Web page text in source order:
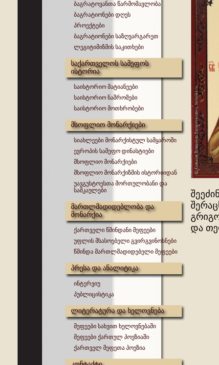
ბაგრატოვანთა წარმომავლობა
ბაგრატიონები დღეს
პროექტები
ბაგრატიონები საზღვარგარეთ
ლეგიტიმიზმის საკითხები
საქართველოს სამეფოს
ისტორია
საისტორიო მატიანეები
საისტორიო ნაშრომები
საისტორიო მოთხრობები
მსოფლიო მონარქიები
სიახლეები მონარქისტულ სამყაროში
ევროპის სამეფო დინასტიები
მსოფლიო მონარქიები
მსოფლიო მონარქიზმის ისტორიიდან
უავგუსტოესთა მორთულობანი და
სამკაულები
მართლმადიდებლობა და
მონარქია
ქართველი წმინდანი მეფეები
უფლის მსასოებელი გვირგვინოსნები
წმინდა მართლმადიდებელი მეფეები
პრესა და ანალიტიკა
ინტერვიუ
პუბლიცისტიკა
ლიტერატურა და ხელოვნება
მეფეები სახვით ხელოვნებაში
მეფეები ქართულ პოეზიაში
ქართველ მეფეთა პოეზია
და